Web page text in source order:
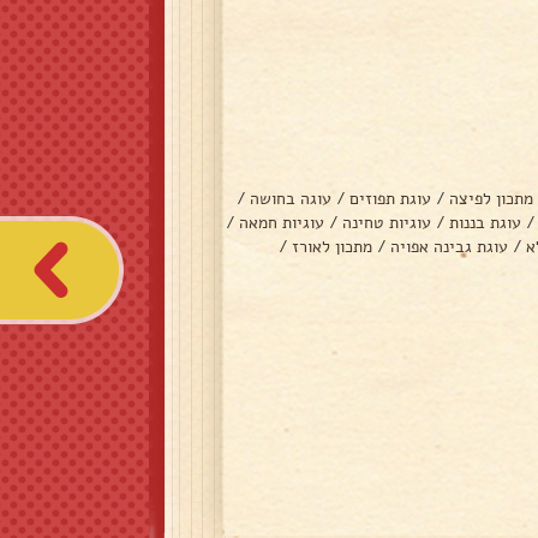
מתכון לפיצה / עוגת תפוזים / עוגה בחושה /
/ עוגת בננות / עוגיות טחינה / עוגיות חמאה /
/ עוגת גבינה אפויה / מתכון לאורז /